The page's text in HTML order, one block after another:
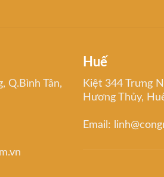
Q.Bình Tân,
Huế
Kiệt 344 Trưng
Hương Thủy,
Email: